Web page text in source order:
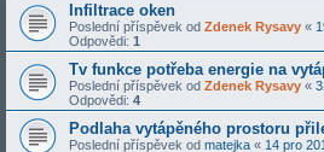
Infiltrace oken
Poslední příspěvek od Zdenek Rysavy «
Odpovědi: 1
Tv funkce potřeba energie na
Poslední příspěvek od Zdenek Rysavy «
Odpovědi: 4
Podlaha vytápěného prostoru
Poslední příspěvek od matejka « 14 pro